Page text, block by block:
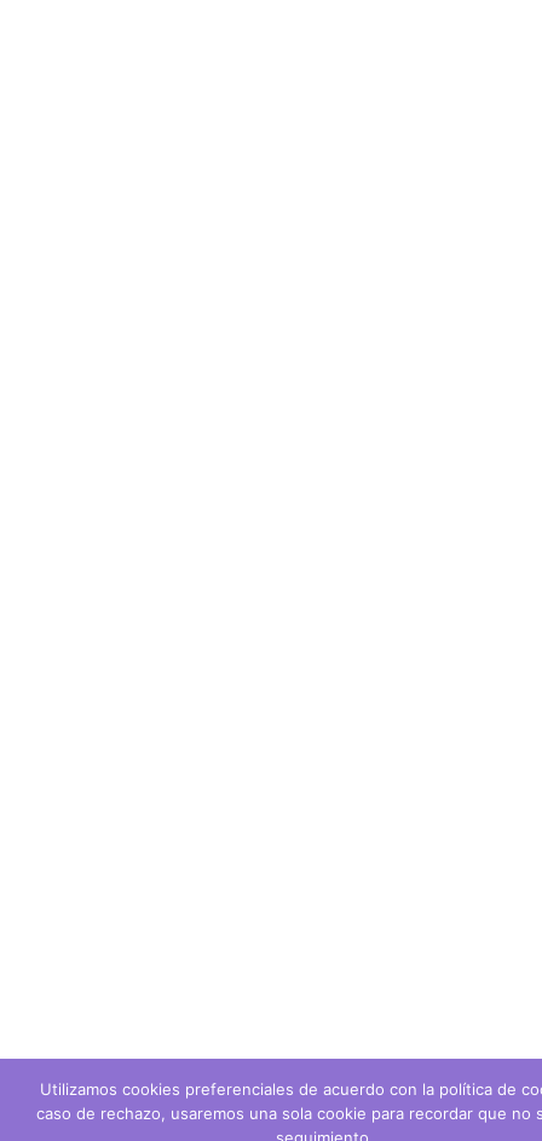
Utilizamos cookies preferenciales de acuerdo con la política de
caso de rechazo, usaremos una sola cookie para recordar que no